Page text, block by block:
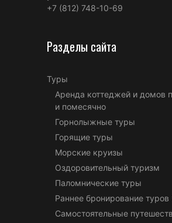
+7 (812) 748-10-69
Разделы сайта
Туры
Аренда коттеджей и домов
и помесячно
Горнолыжные туры
Горящие туры
Морские круизы
Оздоровительный туризм
Паломнические туры
Раннее бронирование туров
Самостоятельные